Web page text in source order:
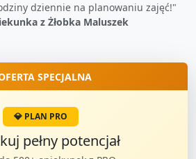
dziennie na planowaniu zajęć!"
z Żłobka Maluszek
SPECJALNA
💎 PLAN PRO
pełny potencjał